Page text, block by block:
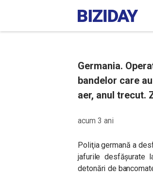
Germania.
bandelor care
aer, anul trecut.
acum 3 ani
Poliţia germană a
jafurile desfășurate
detonări de